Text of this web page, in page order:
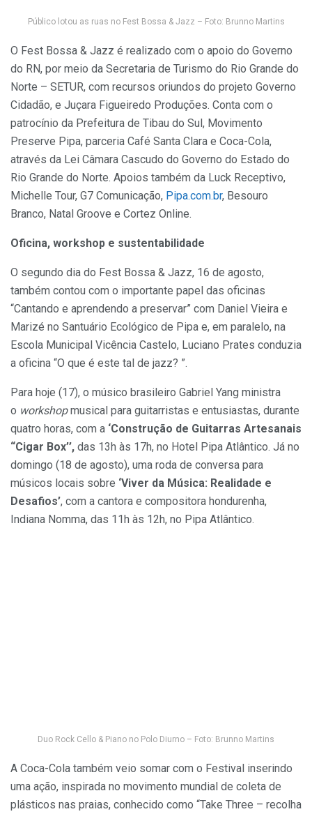
Público lotou as ruas no Fest Bossa & Jazz – Foto: Brunno Martins
O Fest Bossa & Jazz é realizado com o apoio do Governo
do RN, por meio da Secretaria de Turismo do Rio Grande do
Norte – SETUR, com recursos oriundos do projeto Governo
Cidadão, e Juçara Figueiredo Produções. Conta com o
patrocínio da Prefeitura de Tibau do Sul, Movimento
Preserve Pipa, parceria Café Santa Clara e Coca-Cola,
através da Lei Câmara Cascudo do Governo do Estado do
Rio Grande do Norte. Apoios também da Luck Receptivo,
Michelle Tour, G7 Comunicação, Pipa.com.br, Besouro
Branco, Natal Groove e Cortez Online.
Oficina, workshop e sustentabilidade
O segundo dia do Fest Bossa & Jazz, 16 de agosto,
também contou com o importante papel das oficinas
“Cantando e aprendendo a preservar” com Daniel Vieira e
Marizé no Santuário Ecológico de Pipa e, em paralelo, na
Escola Municipal Vicência Castelo, Luciano Prates conduzia
a oficina “O que é este tal de jazz? ”.
Para hoje (17), o músico brasileiro Gabriel Yang ministra
o workshopmusical para guitarristas e entusiastas, durante
quatro horas, com a ‘Construção de Guitarras Artesanais
“Cigar Box’’, das 13h às 17h, no Hotel Pipa Atlântico. Já no
domingo (18 de agosto), uma roda de conversa para
músicos locais sobre ‘Viver da Música: Realidade e
Desafios’, com a cantora e compositora hondurenha,
Indiana Nomma, das 11h às 12h, no Pipa Atlântico.
Duo Rock Cello & Piano no Polo Diurno – Foto: Brunno Martins
A Coca-Cola também veio somar com o Festival inserindo
uma ação, inspirada no movimento mundial de coleta de
plásticos nas praias, conhecido como “Take Three – recolha